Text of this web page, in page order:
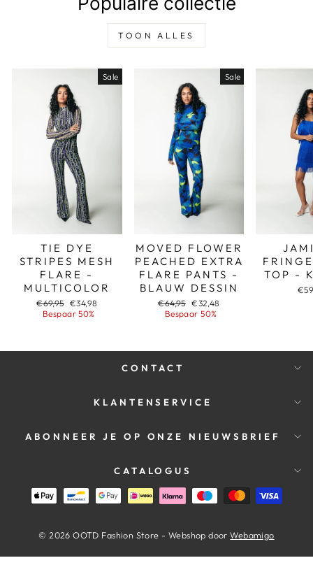
TOON ALLES
Sale
TIE DYE
STRIPES MESH
FLARE -
MULTICOLOR
Adviesprijs
€69,95 Aanbiedingsprijs
€34,98
Bespaar 50%
Sale
MOVED FLOWER
PEACHED EXTRA
FLARE PANTS -
BLAUW DESSIN
Adviesprijs
€64,95 Aanbiedingsprijs
€32,48
Bespaar 50%
TOP -
CONTACT
KLANTENSERVICE
ABONNEER JE OP ONZE NIEUWSBRIEF
CATALOGUS
© 2026 OOTD Fashion Store - Webshop doorWebamigo